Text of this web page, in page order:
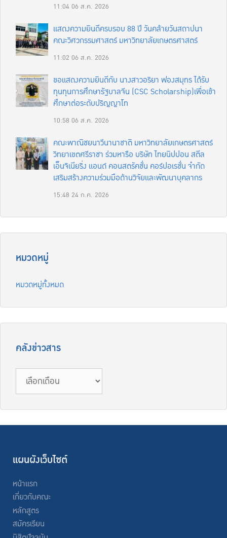
11:0406 ส.ค. 2026
แสดงความยินดีครบรอบ 88 ปี วันคล้ายวันสถาปนา
คณะวิศวกรรมศาสตร์ มหาวิทยาลัยเกษตรศาสตร์
11:02 06 ส.ค. 2026
ขอแสดงความยินดีกับ นางสาวอริยา ฟองสมุทร ได้รับ
ทุนทุนการศึกษารัฐบาลจีน (CSC Scholarship)เพื่อเข้า
ศึกษาต่อระดับปริญญาโท
10:58 06 ส.ค. 2026
คณะพาณิชยนาวีนานาชาติ มหาวิทยาลัยเกษตรศาสตร์
วิทยาเขตศรีราชา ร่วมหารือ บริษัท ไทยนิปปอน สตีล
เอ็นจิเนียริ่ง แอนด์ คอนสตรัคชั่น คอร์ปอเรชั่น จำกัด
เสริมสร้างความร่วมมือด้านวิจัยและพัฒนาบุคลากร
15:48 24 ก.ค. 2026
หมวดหมู่
หมวดหมู่ทั้งหมด
คลังข่าวสาร
แผนผังเว็บไซต์
หน้าแรก
เกี่ยวกับคณะ
หลักสูตร
สมัครเรียน